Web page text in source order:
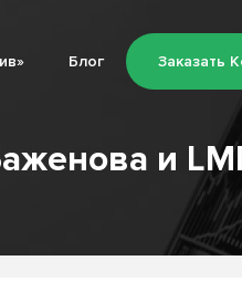
Блог Заказать
и LMI